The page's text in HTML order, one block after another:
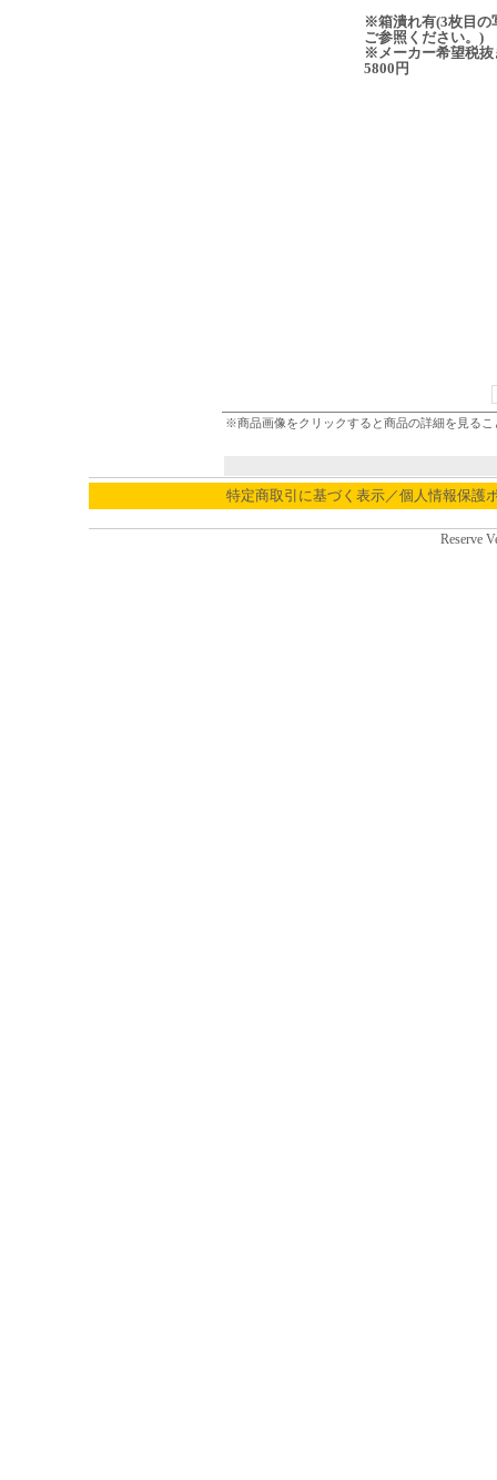
※箱潰れ有(3枚目の
ご参照ください。)
※メーカー希望税抜
5800円
※商品画像をクリックすると商品の詳細を見るこ
特定商取引に基づく表示／個人情報保護
Reserve